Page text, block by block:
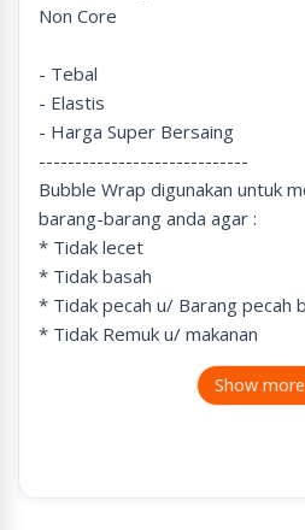
Non Core
- Tebal
- Elastis
- Harga Super Bersaing
-----------------------------
Bubble Wrap digunakan untuk
barang-barang anda agar :
* Tidak lecet
* Tidak basah
* Tidak pecah u/ Barang pecah
* Tidak Remuk u/ makanan
* Packaging / melapisi furniture
Show more